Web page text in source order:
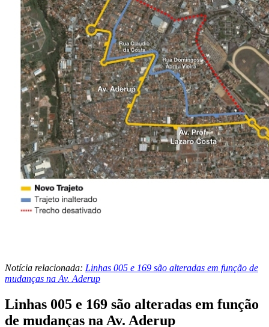
Notícia relacionada: Linhas 005 e 169 são alteradas em função de
mudanças na Av. Aderup
Linhas 005 e 169 são alteradas em função
de mudanças na Av. Aderup